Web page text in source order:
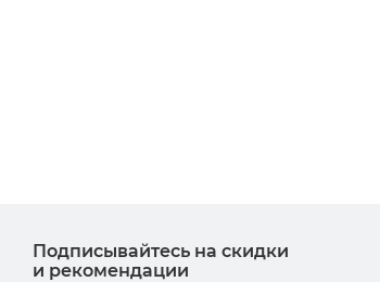
Подписывайтесь на скидки
и рекомендации